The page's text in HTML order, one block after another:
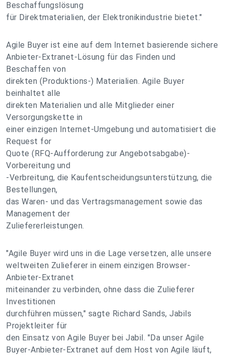
Beschaffungslösung
für Direktmaterialien, der Elektronikindustrie bietet."
Agile Buyer ist eine auf dem Internet basierende sichere
Anbieter-Extranet-Lösung für das Finden und
Beschaffen von
direkten (Produktions-) Materialien. Agile Buyer
beinhaltet alle
direkten Materialien und alle Mitglieder einer
Versorgungskette in
einer einzigen Internet-Umgebung und automatisiert die
Request for
Quote (RFQ-Aufforderung zur Angebotsabgabe)-
Vorbereitung und
-Verbreitung, die Kaufentscheidungsunterstützung, die
Bestellungen,
das Waren- und das Vertragsmanagement sowie das
Management der
Zuliefererleistungen.
"Agile Buyer wird uns in die Lage versetzen, alle unsere
weltweiten Zulieferer in einem einzigen Browser-
Anbieter-Extranet
miteinander zu verbinden, ohne dass die Zulieferer
Investitionen
durchführen müssen," sagte Richard Sands, Jabils
Projektleiter für
den Einsatz von Agile Buyer bei Jabil. "Da unser Agile
Buyer-Anbieter-Extranet auf dem Host von Agile läuft,